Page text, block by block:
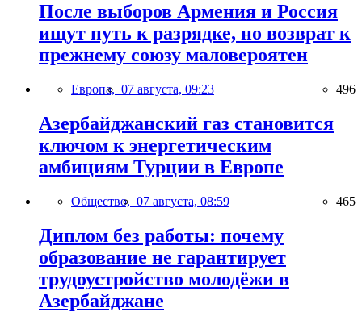
После выборов Армения и Россия
ищут путь к разрядке, но возврат к
прежнему союзу маловероятен
Европа, 07 августа, 09:23 496
Азербайджанский газ становится
ключом к энергетическим
амбициям Турции в Европе
Общество, 07 августа, 08:59 465
Диплом без работы: почему
образование не гарантирует
трудоустройство молодёжи в
Азербайджане